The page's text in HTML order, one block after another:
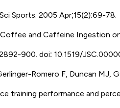
Sports. 2005 Apr;15(2):69-78.
and Caffeine Ingestion
900. doi: 10.1519/
Romero F, Duncan MJ,
training performance and